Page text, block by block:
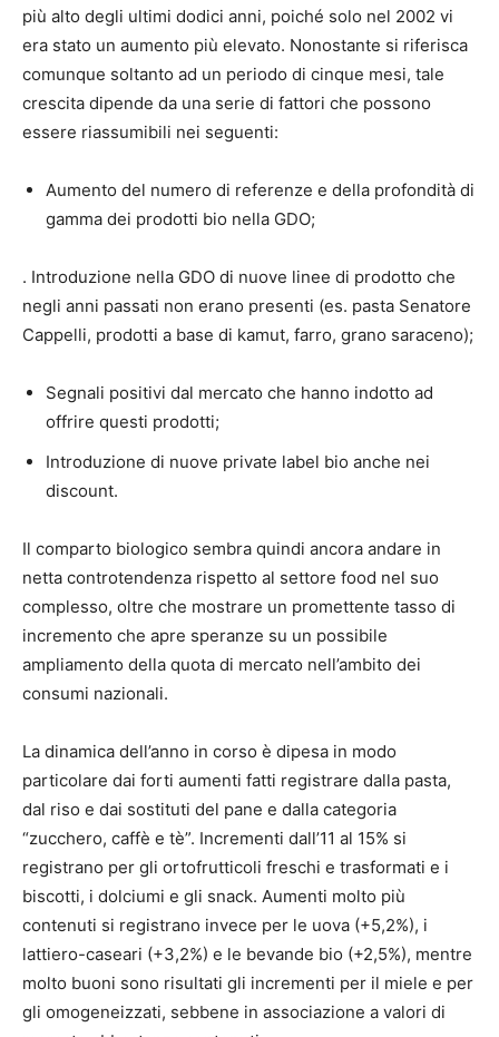
più alto degli ultimi dodici anni, poiché solo nel 2002 vi
era stato un aumento più elevato. Nonostante si riferisca
comunque soltanto ad un periodo di cinque mesi, tale
crescita dipende da una serie di fattori che possono
essere riassumibili nei seguenti:
Aumento del numero di referenze e della profondità di
gamma dei prodotti bio nella GDO;
. Introduzione nella GDO di nuove linee di prodotto che
negli anni passati non erano presenti (es. pasta Senatore
Cappelli, prodotti a base di kamut, farro, grano saraceno);
Segnali positivi dal mercato che hanno indotto ad
offrire questi prodotti;
Introduzione di nuove private label bio anche nei
discount.
Il comparto biologico sembra quindi ancora andare in
netta controtendenza rispetto al settore food nel suo
complesso, oltre che mostrare un promettente tasso di
incremento che apre speranze su un possibile
ampliamento della quota di mercato nell’ambito dei
consumi nazionali.
La dinamica dell’anno in corso è dipesa in modo
particolare dai forti aumenti fatti registrare dalla pasta,
dal riso e dai sostituti del pane e dalla categoria
“zucchero, caffè e tè”. Incrementi dall’11 al 15% si
registrano per gli ortofrutticoli freschi e trasformati e i
biscotti, i dolciumi e gli snack. Aumenti molto più
contenuti si registrano invece per le uova (+5,2%), i
lattiero-caseari (+3,2%) e le bevande bio (+2,5%), mentre
molto buoni sono risultati gli incrementi per il miele e per
gli omogeneizzati, sebbene in associazione a valori di